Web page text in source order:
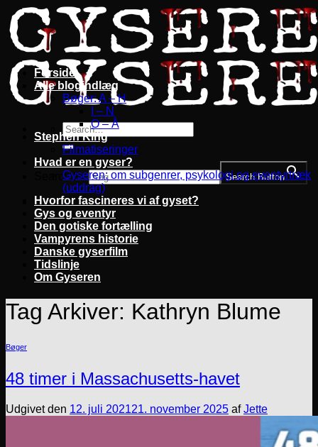
Fortsæt
til
indhold
Search for: Search Button
Forside
Alle blogindlæg
Bøger: A – H
I – N
O – Å
Stephen King
Filmatiseringer
Hvad er en gyser?
Gyseren: om subgenrer, psykologi og eventyrtræk
(uddrag)
Hvorfor fascineres vi af gyset?
Gys og eventyr
Den gotiske fortælling
Vampyrens historie
Danske gyserfilm
Tidslinje
Om Gyseren
Tag Arkiver: Kathryn Blume
Bøger
48 timer i Massachusetts-havet
Udgivet den 12. juli 202121. november 2025 afJette